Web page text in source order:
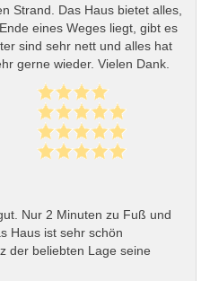
Strand. Das Haus bietet alles,
eines Weges liegt, gibt es
sind sehr nett und alles hat
gerne wieder. Vielen Dank.
Nur 2 Minuten zu Fuß und
Haus ist sehr schön
der beliebten Lage seine